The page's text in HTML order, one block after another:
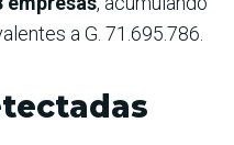
a G. 71.695.786.